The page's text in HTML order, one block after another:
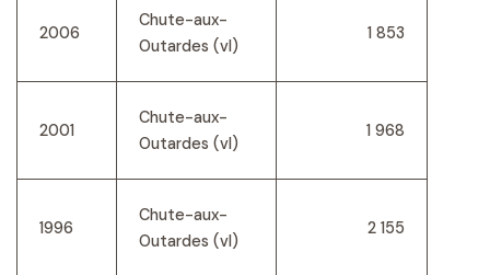
2006
Chute-aux-
Outardes (vl)
1 853
2001
Chute-aux-
Outardes (vl)
1 968
1996
Chute-aux-
Outardes (vl)
2 155